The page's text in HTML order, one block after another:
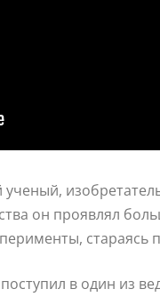
он проявлял
стараясь
в один из